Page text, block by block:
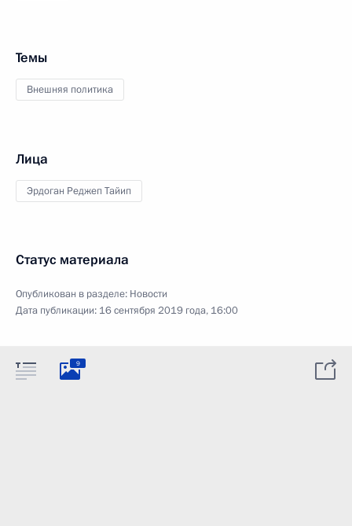
Темы
Внешняя политика
Лица
Эрдоган Реджеп Тайип
Статус материала
Опубликован в разделе: Новости
Дата публикации: 16 сентября 2019 года, 16:00
9